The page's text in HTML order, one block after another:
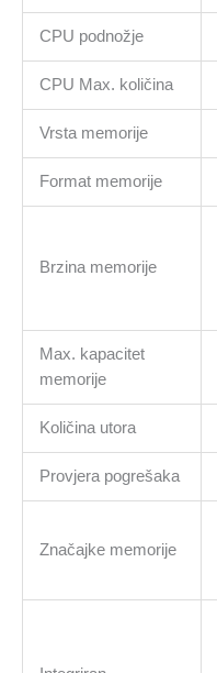
1x
HDMI,
1
x
VGA,
2x
USB
3.2
Gen
4x
količina
CPU podnožje
CPU Max. količina
Vrsta memorije
Format memorije
Brzina memorije
Max. kapacitet
memorije
Količina utora
Provjera pogrešaka
Značajke memorije